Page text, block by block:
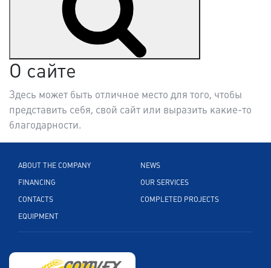
О сайте
Здесь может быть отличное место для того, чтобы
представить себя, свой сайт или выразить какие-то
благодарности.
ABOUT THE COMPANY
FINANCING
CONTACTS
EQUIPMENT
NEWS
OUR SERVICES
COMPLETED PROJECTS